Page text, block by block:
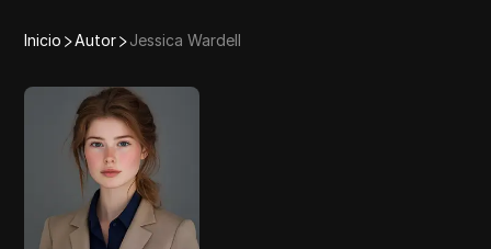
Inicio Autor Jessica Wardell